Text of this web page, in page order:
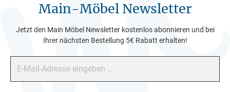
Main-Möbel Newsletter
Jetzt den Main Möbel Newsletter kostenlos abonnieren und bei
Ihrer nächsten Bestellung 5€ Rabatt erhalten!